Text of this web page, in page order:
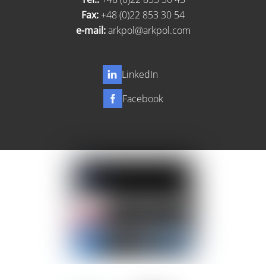
Fax: +48 (0)22 853 30 54
e-mail:arkpol@arkpol.com
LinkedIn
Facebook